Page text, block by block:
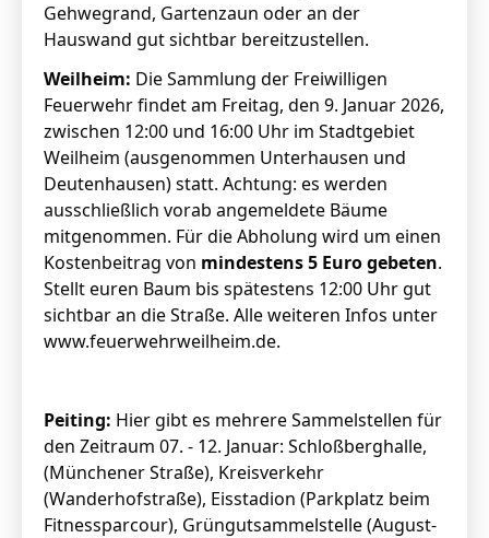
Gehwegrand, Gartenzaun oder an der
Hauswand gut sichtbar bereitzustellen.
Weilheim: Die Sammlung der Freiwilligen
Feuerwehr findet am Freitag, den 9. Januar 2026,
zwischen 12:00 und 16:00 Uhr im Stadtgebiet
Weilheim (ausgenommen Unterhausen und
Deutenhausen) statt. Achtung: es werden
ausschließlich vorab angemeldete Bäume
mitgenommen. Für die Abholung wird um einen
Kostenbeitrag von mindestens 5 Euro gebeten.
Stellt euren Baum bis spätestens 12:00 Uhr gut
sichtbar an die Straße. Alle weiteren Infos unter
www.feuerwehrweilheim.de.
Peiting: Hier gibt es mehrere Sammelstellen für
den Zeitraum 07. - 12. Januar: Schloßberghalle,
(Münchener Straße), Kreisverkehr
(Wanderhofstraße), Eisstadion (Parkplatz beim
Fitnessparcour), Grüngutsammelstelle (August-